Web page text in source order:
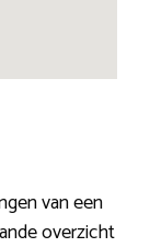
van een
overzicht